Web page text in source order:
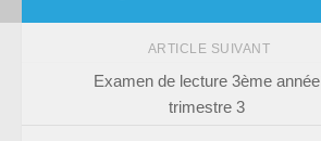
ARTICLE SUIVANT
ُExamen de lecture 3ème année
trimestre 3